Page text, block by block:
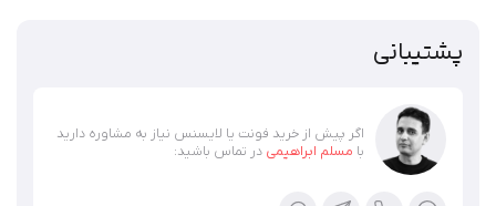
پشتیبانی
اگر پیش از خرید فونت یا لایسنس نیاز به مشاوره دارید
با مسلم ابراهیمی در تماس باشید: